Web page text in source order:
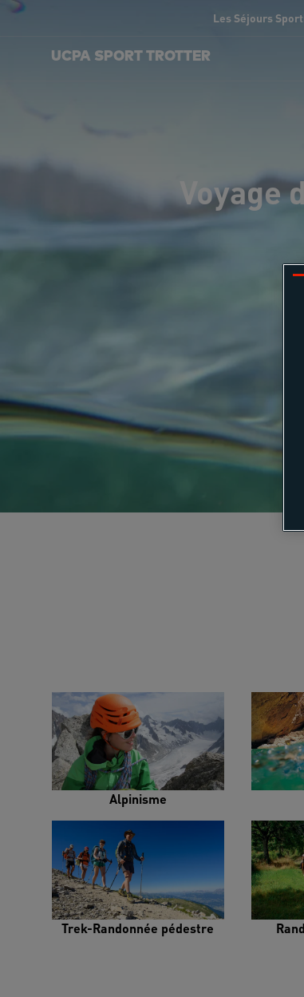
Les Séjours
UCPA SPORT TROTTER
Voyage
Alpinisme
Trek-Randonnée pédestre